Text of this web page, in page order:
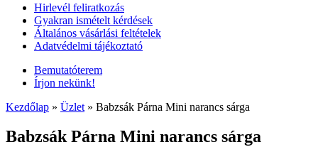
Hirlevél feliratkozás
Gyakran ismételt kérdések
Általános vásárlási feltételek
Adatvédelmi tájékoztató
Bemutatóterem
Írjon nekünk!
Kezdőlap » Üzlet » Babzsák Párna Mini narancs sárga
Babzsák Párna Mini narancs sárga